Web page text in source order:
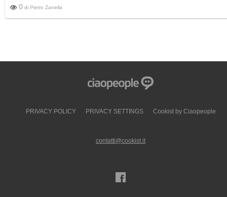
0 di Pietro Zanella
PRIVACY POLICY PRIVACY SETTINGS Cookist by Ciaopeople
contatti@cookist.it